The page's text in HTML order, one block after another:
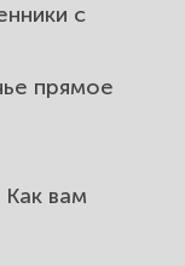
с
прямое
Как вам